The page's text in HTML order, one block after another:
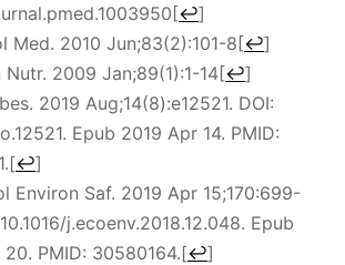
[↩]
Med. 2010 Jun;83(2):101-8[↩]
Nutr. 2009 Jan;89(1):1-14[↩]
2019 Aug;14(8):e12521. DOI:
Epub 2019 Apr 14. PMID:
[↩]
Environ Saf. 2019 Apr 15;170:699-
j.ecoenv.2018.12.048. Epub
PMID: 30580164.[↩]